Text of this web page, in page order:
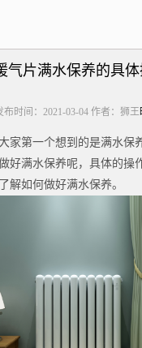
气片满水保养的具
布时间：2021-03-04 作者：狮王
家第一个想到的是满水保
好满水保养呢，具体的操
解如何做好满水保养。